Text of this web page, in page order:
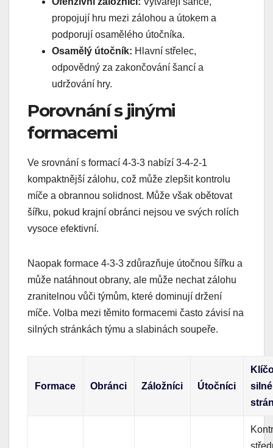
propojují hru mezi zálohou a útokem a
podporují osamělého útočníka.
Osamělý útočník: Hlavní střelec,
odpovědný za zakončování šancí a
udržování hry.
Porovnání s jinými
formacemi
Ve srovnání s formací 4-3-3 nabízí 3-4-2-1
kompaktnější zálohu, což může zlepšit kontrolu
míče a obrannou solidnost. Může však obětovat
šířku, pokud krajní obránci nejsou ve svých rolích
vysoce efektivní.
Naopak formace 4-3-3 zdůrazňuje útočnou šířku a
může natáhnout obrany, ale může nechat zálohu
zranitelnou vůči týmům, které dominují držení
míče. Volba mezi těmito formacemi často závisí na
silných stránkách týmu a slabinách soupeře.
Formace Obránci Záložníci Útočníci
silné